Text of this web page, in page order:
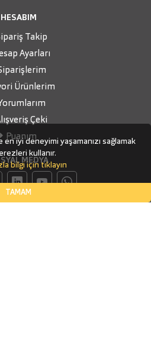
HESABIM
Takip
Ayarları
Ürünlerim
Çeki
Puanım
MEDYA
iyi deneyimi yaşamanızı sağlamak
kullanır.
bilgi için tıklayın
TAMAM